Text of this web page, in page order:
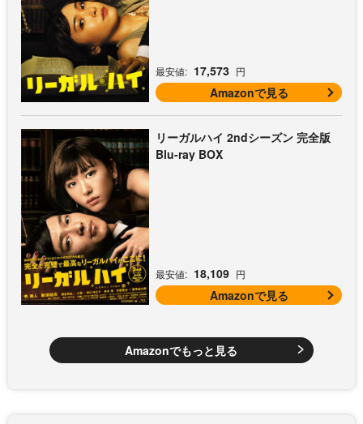
最安値: 17,573 円
Amazonで見る
リーガルハイ 2ndシーズン 完全版
Blu-ray BOX
最安値: 18,109 円
Amazonで見る
Amazonでもっと見る